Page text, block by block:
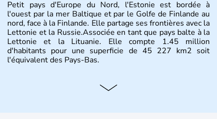
Petit pays d'Europe du Nord, l'Estonie est bordée à
l'ouest par la mer Baltique et par le Golfe de Finlande au
nord, face à la Finlande. Elle partage ses frontières avec la
Lettonie et la Russie.Associée en tant que pays balte à la
Lettonie et la Lituanie. Elle compte 1.45 million
d'habitants pour une superficie de 45 227 km2 soit
l'équivalent des Pays-Bas.